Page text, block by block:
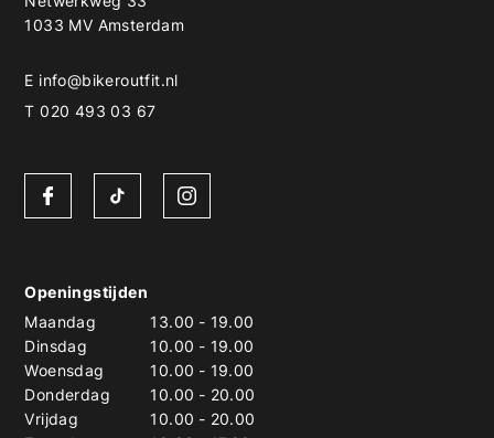
1033 MV Amsterdam
E info@bikeroutfit.nl
T 020 493 03 67
Openingstijden
Maandag
13.00 - 19.00
Dinsdag
10.00 - 19.00
Woensdag
10.00 - 19.00
Donderdag
10.00 - 20.00
Vrijdag
10.00 - 20.00